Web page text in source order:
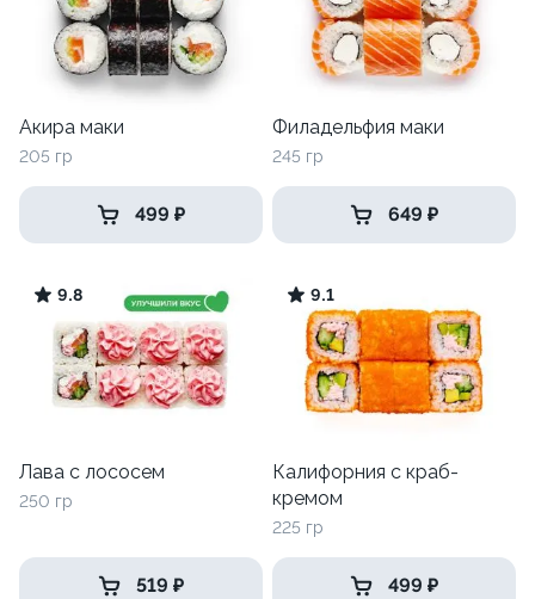
Акира маки
205 гр
499 ₽
Филадельфия маки
245 гр
649 ₽
9.8
Лава с лососем
250 гр
519 ₽
9.1
Калифорния с краб-
кремом
225 гр
499 ₽